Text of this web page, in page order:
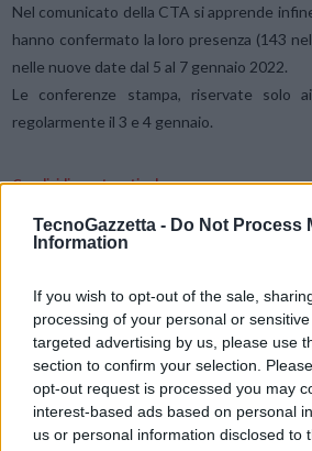
TecnoGazzetta - Do Not Process
Information
If you wish to opt-out of the sale,
processing of your personal or
targeted advertising by us, please use
section to confirm your selection.
opt-out request is processed you may
interest-based ads based on personal
us or personal information disclosed to
Nel comunicato della CTA si apprende
hanno confermato la loro presenza (143
nelle nuove date dal 5 al 7 gennaio 2022.
Le conferenze stampa, riservate solo
regolarmente il 3 e 4 gennaio.
Condividi questo articolo:
E-mail LinkedIn
Stampa Altro
Vuoi ricevere gli aggiornamenti delle
Inserisci nome ed indirizzo E-Mail: